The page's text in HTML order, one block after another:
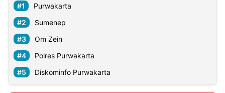
Purwakarta
Sumenep
Om Zein
Polres Purwakarta
Diskominfo Purwakarta